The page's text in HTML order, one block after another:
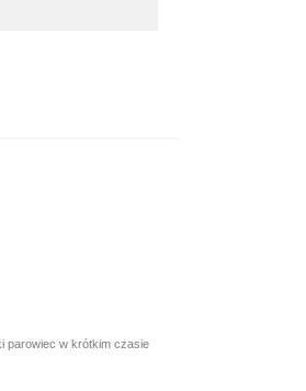
parowiec w krótkim czasie